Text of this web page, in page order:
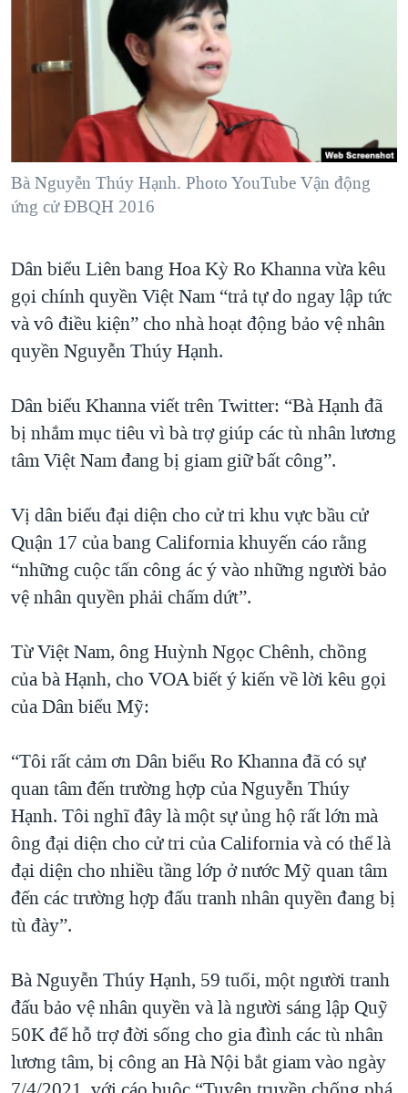
NGƯỜI VIỆT HẢI NGOẠI
KHOA HỌC
SỨC KHOẺ
VĂN HOÁ
THỂ THAO
HÀNH TRÌNH BẦU CỬ 2024
MỘT NĂM CHIẾN TRANH TẠI DẢI GAZA
GIẢI MÃ VÀNH ĐAI & CON ĐƯỜNG
NGÀY TỊ NẠN THẾ GIỚI
GROUND ZERO – XƯA VÀ NAY
CÁC GIÁ TRỊ CỘNG HÒA Ở VIỆT NAM
THƯỢNG ĐỈNH TRUMP-KIM TẠI VIỆT NAM
TRỊNH VĨNH BÌNH VS. CHÍNH PHỦ VIỆT NAM
NGƯ DÂN VIỆT VÀ LÀN SÓNG TRỘM HẢI SÂM
BÊN KIA QUỐC LỘ: TIẾNG VỌNG TỪ NÔNG THÔN MỸ
QUAN HỆ VIỆT MỸ
Ngôn ngữ khác
Bà Nguyễn Thúy Hạnh. Photo YouTube Vận động
ứng cử ĐBQH 2016
Dân biểu Liên bang Hoa Kỳ Ro Khanna vừa kêu
gọi chính quyền Việt Nam “trả tự do ngay lập tức
và vô điều kiện” cho nhà hoạt động bảo vệ nhân
quyền Nguyễn Thúy Hạnh.
Dân biểu Khanna viết trên Twitter: “Bà Hạnh đã
bị nhắm mục tiêu vì bà trợ giúp các tù nhân lương
tâm Việt Nam đang bị giam giữ bất công”.
Vị dân biểu đại diện cho cử tri khu vực bầu cử
Quận 17 của bang California khuyến cáo rằng
“những cuộc tấn công ác ý vào những người bảo
vệ nhân quyền phải chấm dứt”.
Từ Việt Nam, ông Huỳnh Ngọc Chênh, chồng
của bà Hạnh, cho VOA biết ý kiến về lời kêu gọi
của Dân biểu Mỹ:
“Tôi rất cảm ơn Dân biểu Ro Khanna đã có sự
quan tâm đến trường hợp của Nguyễn Thúy
Hạnh. Tôi nghĩ đây là một sự ủng hộ rất lớn mà
ông đại diện cho cử tri của California và có thể là
đại diện cho nhiều tầng lớp ở nước Mỹ quan tâm
đến các trường hợp đấu tranh nhân quyền đang bị
tù đày”.
Bà Nguyễn Thúy Hạnh, 59 tuổi, một người tranh
đấu bảo vệ nhân quyền và là người sáng lập Quỹ
50K để hỗ trợ đời sống cho gia đình các tù nhân
lương tâm, bị công an Hà Nội bắt giam vào ngày